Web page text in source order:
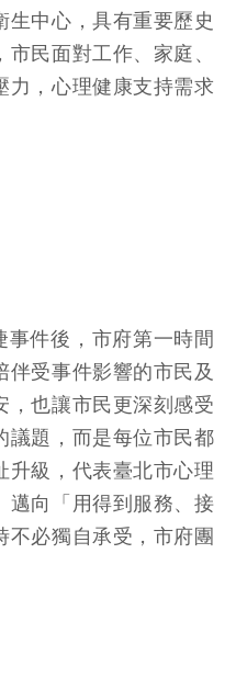
生中心，具有重要歷史
民面對工作、家庭、
力，心理健康支持需求
件後，市府第一時間
伴受事件影響的市民及
，也讓市民更深刻感受
議題，而是每位市民都
升級，代表臺北市心理
邁向「用得到服務、接
不必獨自承受，市府團